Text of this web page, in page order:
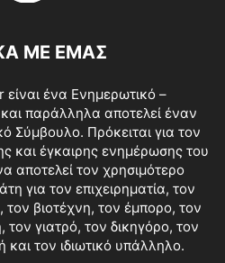
ΜΕ ΕΜΑΣ
ένα Ενημερωτικό –
παράλληλα αποτελεί έναν
Σύμβουλο. Πρόκειται για τον
και έγκαιρης ενημέρωσης του
αποτελεί τον χρησιμότερο
για τον επιχειρηματία, τον
τον βιοτέχνη, τον έμπορο, τον
γιατρό, τον δικηγόρο, τον
και τον ιδιωτικό υπάλληλο.